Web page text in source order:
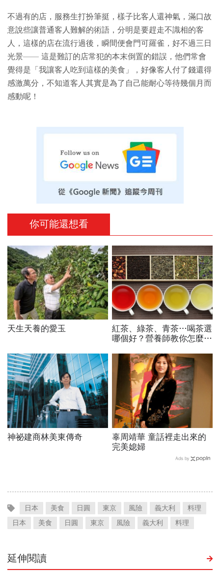
不過有的店，服務生打扮筆挺，樣子比客人還神氣，滿口故
意說些讓普通客人難解的術語，分明是要趕走不識相的客
人，這樣的店在流行過後，瞬間便會門可羅雀，好不過三日
光景—— 這是難訂的店常犯的本末倒置的錯誤，他們常會
覺得是「我讓客人吃到這樣的美食」，好像客人付了錢還得
感激萬分，不知道客人其實是為了自己能耐心等待幾個月而
感動呢！
你可能還想看
天生天養的愛玉
紅茶、綠茶、青茶…喝茶選
哪個好？營養師教你怎麼挑
神祕建商林美東傳奇
辜周靖華 童話裡走出來的
完美媳婦
Ads by
日本 美食 日圓 東京 風險 義大利
料理
日本
美食 日圓 東京 風險 義大利 料理
延伸閱讀